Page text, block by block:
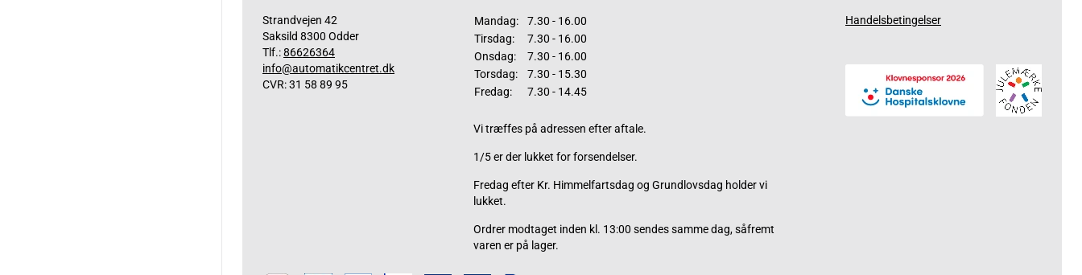
Strandvejen 42
Saksild 8300 Odder
Tlf.:86626364
info@automatikcentret.dk
CVR: 31 58 89 95
Mandag:
7.30 - 16.00
Tirsdag:
7.30 - 16.00
Onsdag:
7.30 - 16.00
Torsdag:
7.30 - 15.30
Fredag:
7.30 - 14.45
Vi træffes på adressen efter aftale.
1/5 er der lukket for forsendelser.
Fredag efter Kr. Himmelfartsdag og Grundlovsdag holder vi
lukket.
Ordrer modtaget inden kl. 13:00 sendes samme dag, såfremt
varen er på lager.
Handelsbetingelser